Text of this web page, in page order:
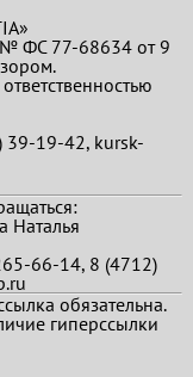
№ ФС 77-68634 от 9
39-19-42, kursk-
Наталья
66-14, 8 (4712)
обязательна.
гиперссылки